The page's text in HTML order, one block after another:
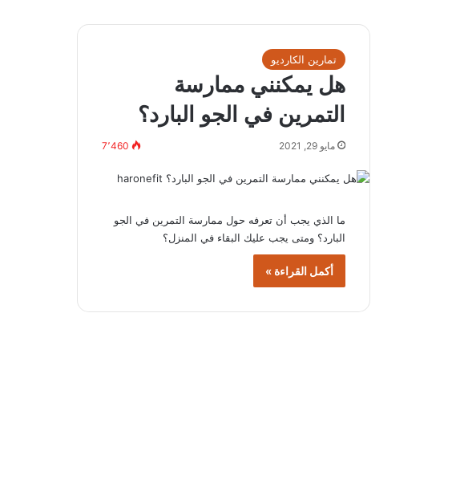
تمارين الكارديو
هل يمكنني ممارسة
التمرين في الجو البارد؟
مايو 29, 2021 7٬460
ما الذي يجب أن تعرفه حول ممارسة التمرين في الجو
البارد؟ ومتى يجب عليك البقاء في المنزل؟
أكمل القراءة »